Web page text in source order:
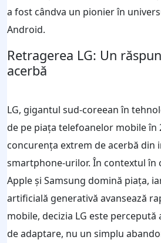
a fost cândva un pionier în
Android.
Retragerea LG: Un
acerbă
LG, gigantul sud-coreean în
de pe piața telefoanelor mobile în
concurența extrem de acerbă din
smartphone-urilor. În contextul în
Apple și Samsung domină piața,
artificială generativă avansează
mobile, decizia LG este
de adaptare, nu un simplu